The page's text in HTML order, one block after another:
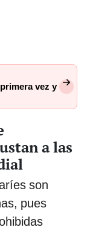
vez y
a las
son
pues